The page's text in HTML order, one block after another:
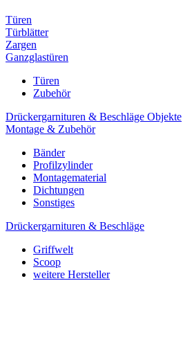
Türen
Türblätter
Zargen
Ganzglastüren
Türen
Zubehör
Drückergarnituren & Beschläge Objekte
Montage & Zubehör
Bänder
Profilzylinder
Montagematerial
Dichtungen
Sonstiges
Drückergarnituren & Beschläge
Griffwelt
Scoop
weitere Hersteller